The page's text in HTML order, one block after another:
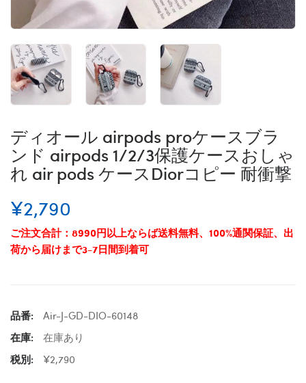
ディオール airpods proケースブラ
ンド airpods 1/2/3保護ケースおしゃ
れ air pods ケースDiorコピー 耐衝撃
¥2,790
ご注文合計：8990円以上ならば送料無料、100%通関保証、出
荷から届けまで3-7日間到着可
品番:
Air-J-GD-DIO-60148
在庫:
在庫あり
税別:
¥2,790